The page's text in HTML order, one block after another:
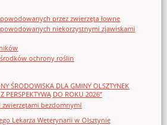
przez zwierzęta łowne
niekorzystnymi zjawiskami
ochrony roślin
ŚRODOWISKA DLA GMINY OLSZTYNEK
PERSPEKTYWĄ DO ROKU 2026”
bezdomnymi
Lekarza Weterynarii w Olsztynie